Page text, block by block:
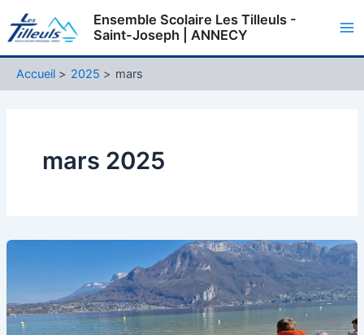
au
Ensemble Scolaire Les Tilleuls -
Saint-Joseph | ANNECY
Accueil 2025 mars
mars 2025